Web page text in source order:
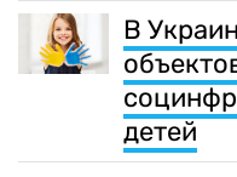
В
детей